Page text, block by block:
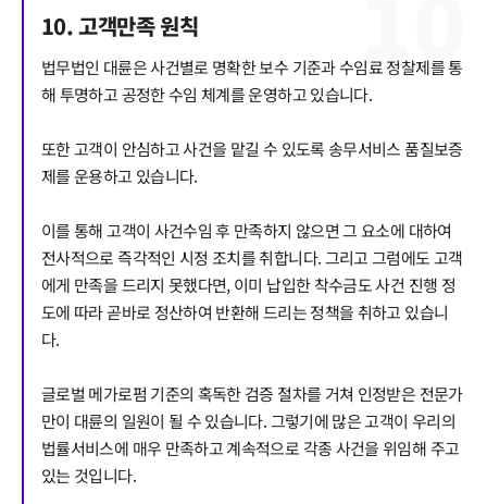
10. 고객만족 원칙
법무법인 대륜은 사건별로 명확한 보수 기준과 수임료 정찰제를 통
해 투명하고 공정한 수임 체계를 운영하고 있습니다.
또한 고객이 안심하고 사건을 맡길 수 있도록 송무서비스 품질보증
제를 운용하고 있습니다.
이를 통해 고객이 사건수임 후 만족하지 않으면 그 요소에 대하여
전사적으로 즉각적인 시정 조치를 취합니다. 그리고 그럼에도 고객
에게 만족을 드리지 못했다면, 이미 납입한 착수금도 사건 진행 정
도에 따라 곧바로 정산하여 반환해 드리는 정책을 취하고 있습니
다.
글로벌 메가로펌 기준의 혹독한 검증 절차를 거쳐 인정받은 전문가
만이 대륜의 일원이 될 수 있습니다. 그렇기에 많은 고객이 우리의
법률서비스에 매우 만족하고 계속적으로 각종 사건을 위임해 주고
있는 것입니다.